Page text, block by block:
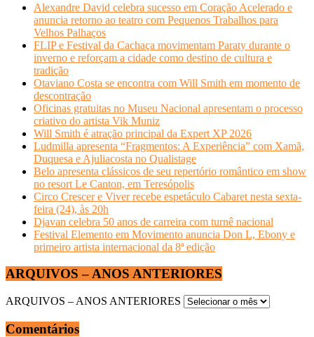
Alexandre David celebra sucesso em Coração Acelerado e
anuncia retorno ao teatro com Pequenos Trabalhos para
Velhos Palhaços
FLIP e Festival da Cachaça movimentam Paraty durante o
inverno e reforçam a cidade como destino de cultura e
tradição
Otaviano Costa se encontra com Will Smith em momento de
descontração
Oficinas gratuitas no Museu Nacional apresentam o processo
criativo do artista Vik Muniz
Will Smith é atração principal da Expert XP 2026
Ludmilla apresenta “Fragmentos: A Experiência” com Xamã,
Duquesa e Ajuliacosta no Qualistage
Belo apresenta clássicos de seu repertório romântico em show
no resort Le Canton, em Teresópolis
Circo Crescer e Viver recebe espetáculo Cabaret nesta sexta-
feira (24), às 20h
Djavan celebra 50 anos de carreira com turnê nacional
Festival Elemento em Movimento anuncia Don L, Ebony e
primeiro artista internacional da 8ª edição
ARQUIVOS – ANOS ANTERIORES
ARQUIVOS – ANOS ANTERIORES
Comentários